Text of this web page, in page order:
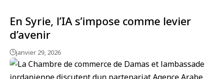
En Syrie, l’IA s’impose comme levier
d’avenir
janvier 29, 2026